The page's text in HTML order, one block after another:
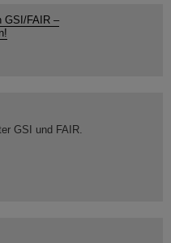
GSI/FAIR –
GSI und FAIR.